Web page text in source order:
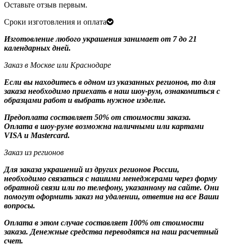
Оставьте отзыв первым.
Сроки изготовления и оплата
Изготовление любого украшения занимает от 7 до 21
календарных дней.
Заказ в Москве или Краснодаре
Если вы находитесь в одном из указанных регионов, то для
заказа необходимо приехать в наш шоу-рум, ознакомиться с
образцами работ и выбрать нужное изделие.
Предоплата составляет 50% от стоимости заказа.
Оплата в шоу-руме возможна наличными или картами
VISA и Mastercard.
Заказ из регионов
Для заказа украшений из других регионов России,
необходимо связаться с нашими менеджерами через форму
обратной связи или по телефону, указанному на сайте. Они
помогут оформить заказ на удалении, ответив на все Ваши
вопросы.
Оплата в этом случае составляет 100% от стоимости
заказа. Денежные средства переводятся на наш расчетный
счет.